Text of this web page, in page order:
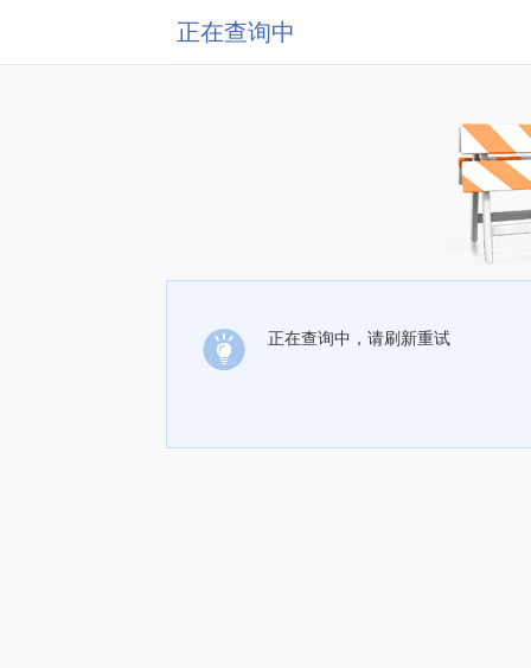
正在查询中
正在查询中，请刷新重试